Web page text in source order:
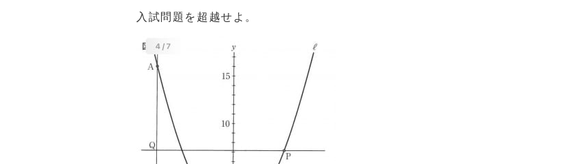
入試問題を超越せよ。